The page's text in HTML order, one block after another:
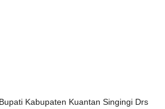
Kabupaten Kuantan Singingi Drs